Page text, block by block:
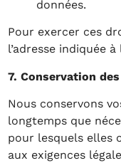
données.
Pour exercer ces
l’adresse indiquée
7. Conservation
Nous conservons
longtemps que
pour lesquels elles
aux exigences